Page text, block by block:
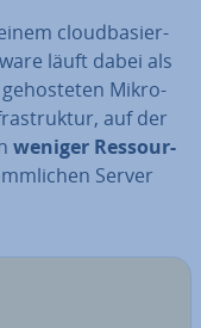
cloud­ba­sier­
läuft dabei als
Mi­kro­
auf der
weniger Res­sour­
Server